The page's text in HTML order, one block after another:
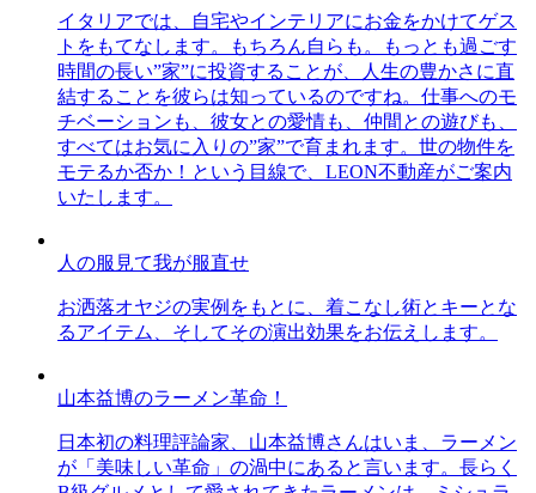
イタリアでは、自宅やインテリアにお金をかけてゲス
トをもてなします。もちろん自らも。もっとも過ごす
時間の長い”家”に投資することが、人生の豊かさに直
結することを彼らは知っているのですね。仕事へのモ
チベーションも、彼女との愛情も、仲間との遊びも、
すべてはお気に入りの”家”で育まれます。世の物件を
モテるか否か！という目線で、LEON不動産がご案内
いたします。
人の服見て我が服直せ
お洒落オヤジの実例をもとに、着こなし術とキーとな
るアイテム、そしてその演出効果をお伝えします。
山本益博のラーメン革命！
日本初の料理評論家、山本益博さんはいま、ラーメン
が「美味しい革命」の渦中にあると言います。長らく